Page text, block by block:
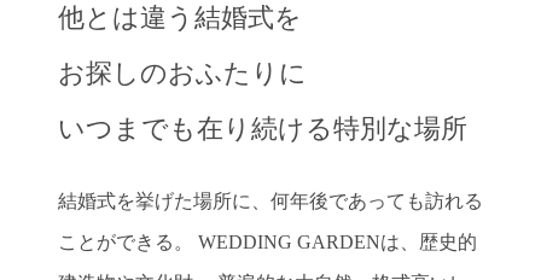
他とは違う結婚式を
お探しのおふたりに
いつまでも在り続ける特別な場所
結婚式を挙げた場所に、何年後であっても訪れる
ことができる。
WEDDING GARDENは、歴史的